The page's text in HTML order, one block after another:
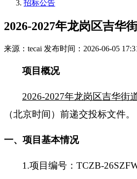
招标公告
2026-2027年龙岗区吉华
来源：tecai 发布时间：2026-06-05
项目概况
2026-2027年龙岗区吉华街
（北京时间）前递交投标文件。
一、项目基本情况
1.项目编号：TCZB-